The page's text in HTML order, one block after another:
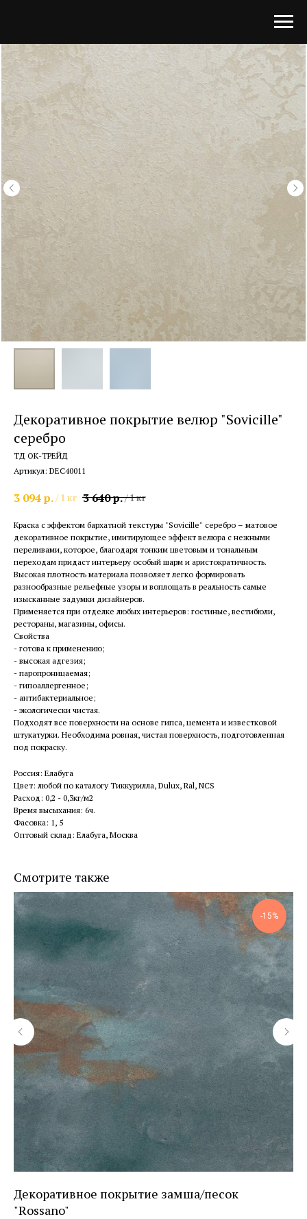
Декоративное покрытие велюр "Sovicille"
серебро
ТД ОК-ТРЕЙД
Артикул: DEC40011
3 094р./ 1 кг 3 640р./1 кг
Краска с эффектом бархатной текстуры "Sovicille" серебро – матовое
декоративное покрытие, имитирующее эффект велюра с нежными
переливами, которое, благодаря тонким цветовым и тональным
переходам придаст интерьеру особый шарм и аристократичность.
Высокая плотность материала позволяет легко формировать
разнообразные рельефные узоры и воплощать в реальность самые
изысканные задумки дизайнеров.
Применяется при отделке любых интерьеров: гостиные, вестибюли,
рестораны, магазины, офисы.
Свойства
- готова к применению;
- высокая адгезия;
- паропроницаемая;
- гипоаллергенное;
- антибактериальное;
- экологически чистая.
Подходят все поверхности на основе гипса, цемента и известковой
штукатурки. Необходима ровная, чистая поверхность, подготовленная
под покраску.
Россия: Елабуга
Цвет: любой по каталогу Тиккурилла, Dulux, Ral, NCS
Расход: 0,2 - 0,3кг/м2
Время высыхания: 6ч.
Фасовка: 1, 5
Оптовый склад: Елабуга, Москва
Смотрите также
-15%
Декоративное покрытие замша/песок
"Rossano"